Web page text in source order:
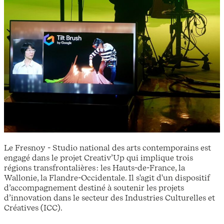
Le Fresnoy - Studio national des arts contemporains est
engagé dans le projet Creativ’Up qui implique trois
régions transfrontalières : les Hauts-de-France, la
Wallonie, la Flandre-Occidentale. Il s'agit d'un dispositif
d’accompagnement destiné à soutenir les projets
d’innovation dans le secteur des Industries Culturelles et
Créatives (ICC).